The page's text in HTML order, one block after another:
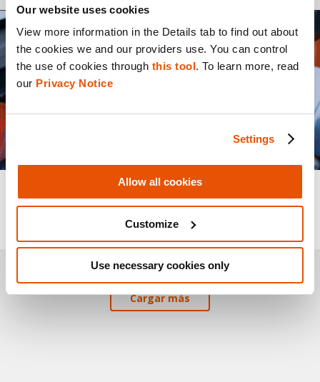
Our website uses cookies
View more information in the Details tab to find out about
the cookies we and our providers use. You can control
the use of cookies through this tool. To learn more, read
our Privacy Notice
Settings
Allow all cookies
Customize
Use necessary cookies only
10 Mejores Prácticas para la Recolección de
Evidencia Digital
Cargar más